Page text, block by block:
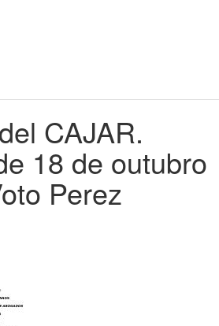
CAJAR.
18 de outubro
Perez